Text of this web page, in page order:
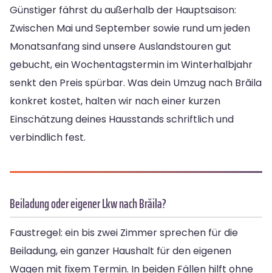
Günstiger fährst du außerhalb der Hauptsaison:
Zwischen Mai und September sowie rund um jeden
Monatsanfang sind unsere Auslandstouren gut
gebucht, ein Wochentagstermin im Winterhalbjahr
senkt den Preis spürbar. Was dein Umzug nach Brăila
konkret kostet, halten wir nach einer kurzen
Einschätzung deines Hausstands schriftlich und
verbindlich fest.
Beiladung oder eigener Lkw nach Brăila?
Faustregel: ein bis zwei Zimmer sprechen für die
Beiladung, ein ganzer Haushalt für den eigenen
Wagen mit fixem Termin. In beiden Fällen hilft ohne